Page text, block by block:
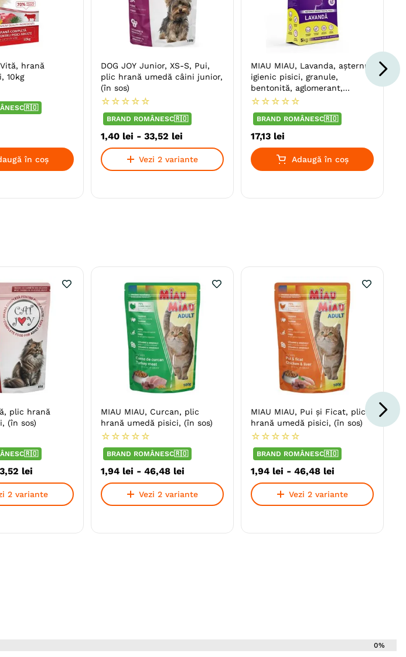
hrană
10kg
în coș
DOG JOY Junior, XS-S, Pui,
plic hrană umedă câini junior,
(în sos)
☆ ☆ ☆ ☆ ☆
BRAND ROMÂNESC🇷🇴
1,40 lei - 33,52 lei
Vezi 2 variante
MIAU MIAU, Lavanda, așternut
igienic pisici, granule,
bentonită, aglomerant,
neutralizare mirosuri, 5kg
☆ ☆ ☆ ☆ ☆
BRAND ROMÂNESC🇷🇴
17,13 lei
Adaugă în coș
plic hrană
(în sos)
,52 lei
2 variante
MIAU MIAU, Curcan, plic
hrană umedă pisici, (în sos)
☆ ☆ ☆ ☆ ☆
BRAND ROMÂNESC🇷🇴
1,94 lei - 46,48 lei
Vezi 2 variante
MIAU MIAU, Pui și Ficat, plic
hrană umedă pisici, (în sos)
☆ ☆ ☆ ☆ ☆
BRAND ROMÂNESC🇷🇴
1,94 lei - 46,48 lei
Vezi 2 variante
0%